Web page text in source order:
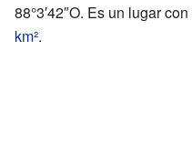
88°3′42″O. Es un lugar
km².